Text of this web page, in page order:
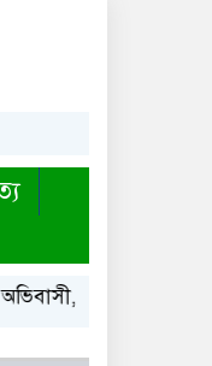
বেশিরভাগই